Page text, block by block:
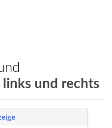
links und rechts